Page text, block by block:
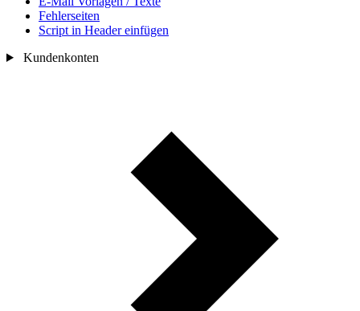
Fehlerseiten
Script in Header einfügen
Kundenkonten